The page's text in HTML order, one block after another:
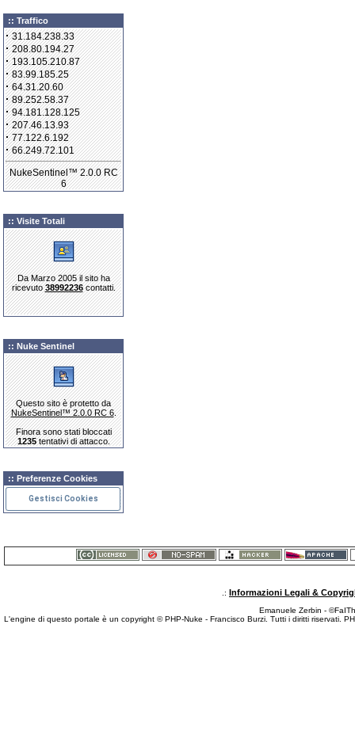
:: Traffico
·31.184.238.33
·208.80.194.27
·193.105.210.87
·83.99.185.25
·64.31.20.60
·89.252.58.37
·94.181.128.125
·207.46.13.93
·77.122.6.192
·66.249.72.101
NukeSentinel™ 2.0.0 RC
6
:: Visite Totali
Da Marzo 2005 il sito ha
ricevuto38992236contatti.
:: Nuke Sentinel
Questo sito è protetto da
NukeSentinel™ 2.0.0 RC 6.
Finora sono stati bloccati
1235tentativi di attacco.
:: Preferenze Cookies
Gestisci Cookies
.: Informazioni Legali &
Emanuele Zerbin -
L'engine di questo portale è un copyright © PHP-Nuke - Francisco Burzi. Tutti i diritti riservati.